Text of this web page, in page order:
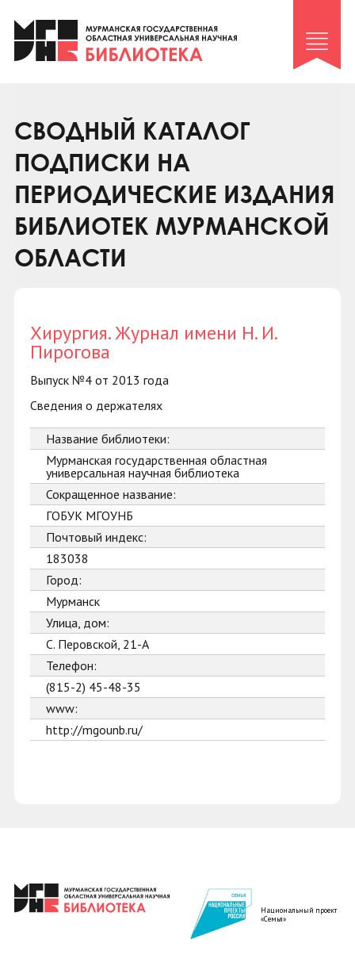
Клуб «Гиря и сельдерей»
Клуб «Семейный архив»
Коллегам
Контакты
СВОДНЫЙ КАТАЛОГ
ПОДПИСКИ НА
ПЕРИОДИЧЕСКИЕ ИЗДАНИЯ
БИБЛИОТЕК МУРМАНСКОЙ
ОБЛАСТИ
Хирургия. Журнал имени Н. И.
Пирогова
Выпуск №4 от 2013 года
Сведения о держателях
Название библиотеки:
Мурманская государственная областная
универсальная научная библиотека
Сокращенное название:
ГОБУК МГОУНБ
Почтовый индекс:
183038
Город:
Мурманск
Улица, дом:
С. Перовской, 21-А
Телефон:
(815-2) 45-48-35
www:
http://mgounb.ru/
Национальный проект
«Семья»